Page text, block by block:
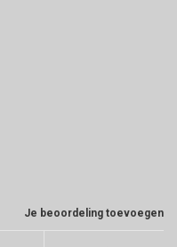
Je beoordeling toevoegen